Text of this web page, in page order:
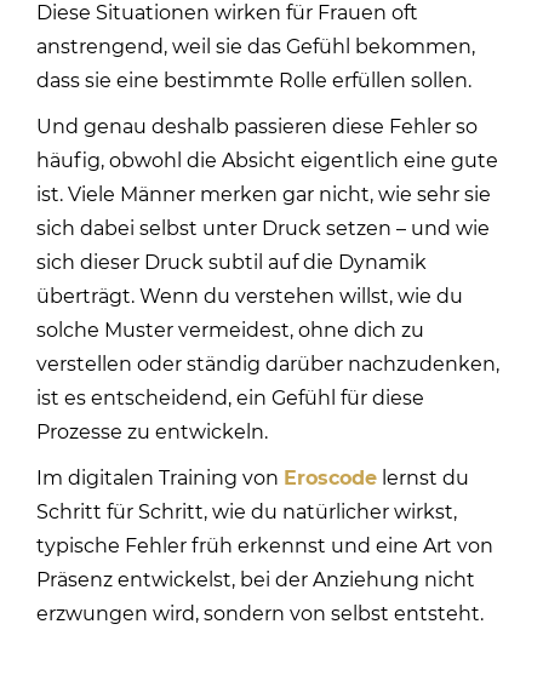
Diese Situationen wirken für Frauen oft
anstrengend, weil sie das Gefühl bekommen,
dass sie eine bestimmte Rolle erfüllen sollen.
Und genau deshalb passieren diese Fehler so
häufig, obwohl die Absicht eigentlich eine gute
ist. Viele Männer merken gar nicht, wie sehr sie
sich dabei selbst unter Druck setzen – und wie
sich dieser Druck subtil auf die Dynamik
überträgt. Wenn du verstehen willst, wie du
solche Muster vermeidest, ohne dich zu
verstellen oder ständig darüber nachzudenken,
ist es entscheidend, ein Gefühl für diese
Prozesse zu entwickeln.
Im digitalen Training von Eroscode lernst du
Schritt für Schritt, wie du natürlicher wirkst,
typische Fehler früh erkennst und eine Art von
Präsenz entwickelst, bei der Anziehung nicht
erzwungen wird, sondern von selbst entsteht.